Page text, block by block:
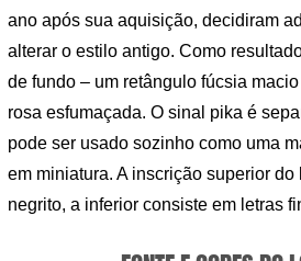
ano após sua aquisição, decidiram
alterar o estilo antigo. Como
de fundo – um retângulo fúcsia
rosa esfumaçada. O sinal pika é
pode ser usado sozinho como uma
em miniatura. A inscrição superior do
negrito, a inferior consiste em letras